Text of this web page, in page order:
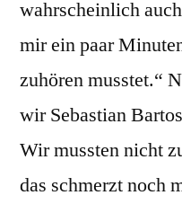
wahrscheinlich
mir ein paar
zuhören musstet.“
wir Sebastian
Wir mussten nicht
das schmerzt noch